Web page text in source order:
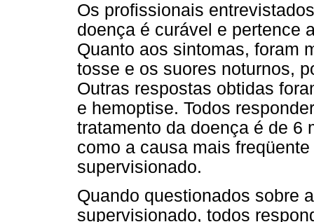
Os profissionais
doença é curável e pertence
Quanto aos sintomas, foram
tosse e os suores noturnos,
Outras respostas obtidas
e hemoptise. Todos
tratamento da doença é de 6
como a causa mais
supervisionado.
Quando questionados sobre
supervisionado, todos